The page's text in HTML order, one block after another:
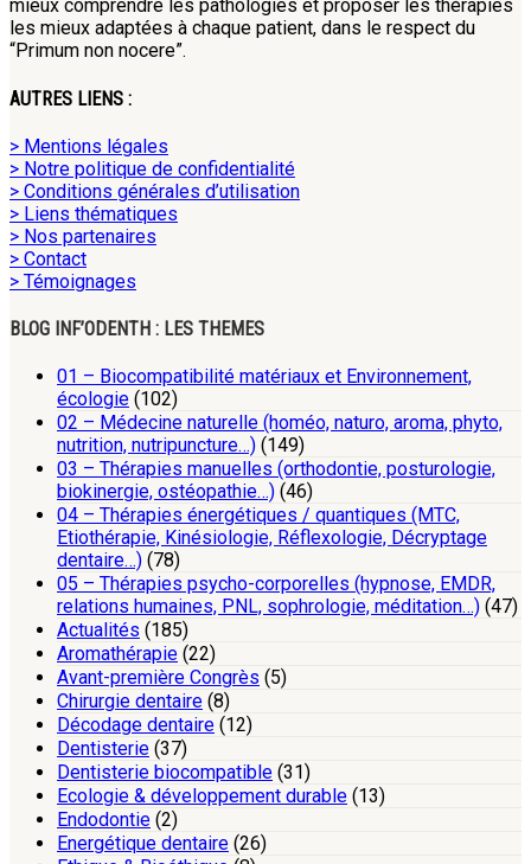
mieux comprendre les pathologies et proposer les thérapies
les mieux adaptées à chaque patient, dans le respect du
“Primum non nocere”.
AUTRES LIENS :
> Mentions légales
> Notre politique de confidentialité
> Conditions générales d’utilisation
> Liens thématiques
> Nos partenaires
> Contact
> Témoignages
BLOG INF’ODENTH : LES THEMES
01 – Biocompatibilité matériaux et Environnement,
écologie (102)
02 – Médecine naturelle (homéo, naturo, aroma, phyto,
nutrition, nutripuncture…) (149)
03 – Thérapies manuelles (orthodontie, posturologie,
biokinergie, ostéopathie…) (46)
04 – Thérapies énergétiques / quantiques (MTC,
Etiothérapie, Kinésiologie, Réflexologie, Décryptage
dentaire…) (78)
05 – Thérapies psycho-corporelles (hypnose, EMDR,
relations humaines, PNL, sophrologie, méditation…) (47)
Actualités (185)
Aromathérapie (22)
Avant-première Congrès (5)
Chirurgie dentaire (8)
Décodage dentaire (12)
Dentisterie (37)
Dentisterie biocompatible (31)
Ecologie & développement durable (13)
Endodontie (2)
Energétique dentaire (26)